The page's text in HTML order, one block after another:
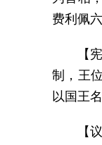
费利佩
【
制，王
以国王
【